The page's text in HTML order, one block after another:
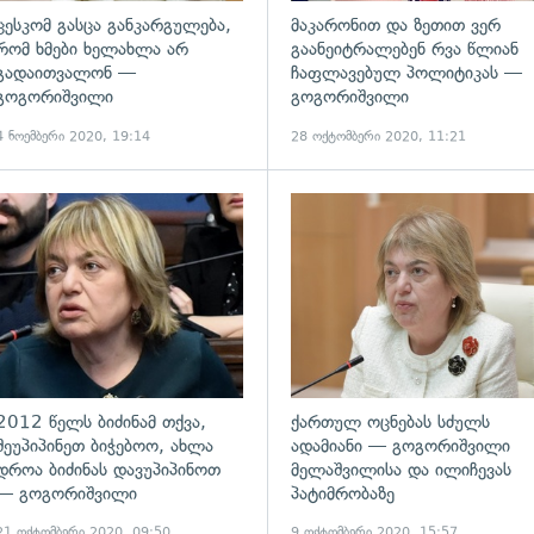
გასცა განკარგულება,
ხმები ხელახლა არ
—
ნოემბერი 2020, 19:14
მაკარონით და ზეთით ვერ
გაანეიტრალებენ რვა წლიან
ჩაფლავებულ პოლიტიკას —
გოგორიშვილი
28 ოქტომბერი 2020, 11:21
წელს ბიძინამ თქვა,
ბიჭებოო, ახლა
ბიძინას დავუპიპინოთ
გოგორიშვილი
ქართულ ოცნებას სძულს
ადამიანი — გოგორიშვილი
მელაშვილისა და ილიჩევას
პატიმრობაზე